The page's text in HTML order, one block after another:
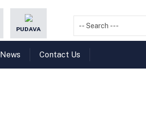
PUDAVA
News Contact Us